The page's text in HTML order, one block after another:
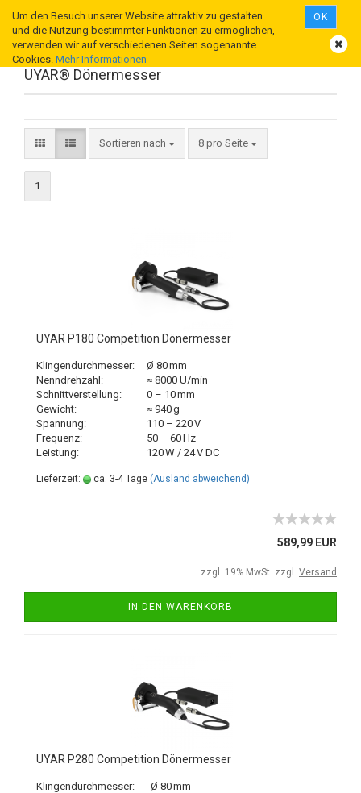
Um den Besuch unserer Website attraktiv zu gestalten
und die Nutzung bestimmter Funktionen zu ermöglichen,
verwenden wir auf verschiedenen Seiten sogenannte
Cookies. Mehr Informationen
OK
UYAR® Dönermesser
Sortieren nach 8 pro Seite
1
UYAR P180 Competition Dönermesser
Klingendurchmesser:
Ø 80 mm
Nenndrehzahl:
≈ 8000 U/min
Schnittverstellung:
0 – 10 mm
Gewicht:
≈ 940 g
Spannung:
110 – 220 V
Frequenz:
50 – 60 Hz
Leistung:
120 W / 24 V DC
Lieferzeit: ca. 3-4 Tage (Ausland abweichend)
589,99 EUR
zzgl. 19% MwSt. zzgl. Versand
IN DEN WARENKORB
UYAR P280 Competition Dönermesser
Klingendurchmesser:
Ø 80 mm